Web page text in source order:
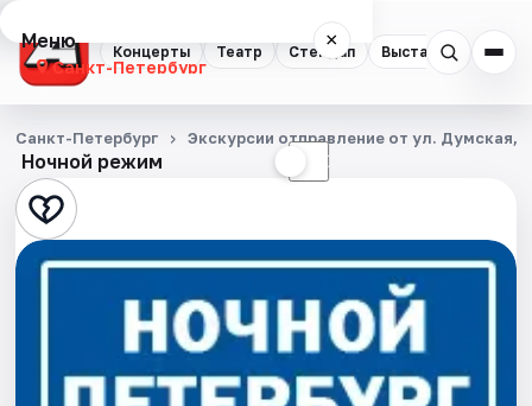
Концерты Театр Стендап Выставки
Меню ×
Санкт-Петербург
Концерты
Театр
Стендап
Ночной режим ☾
Санкт-Петербург Экскурсии отправление от ул. Думская,